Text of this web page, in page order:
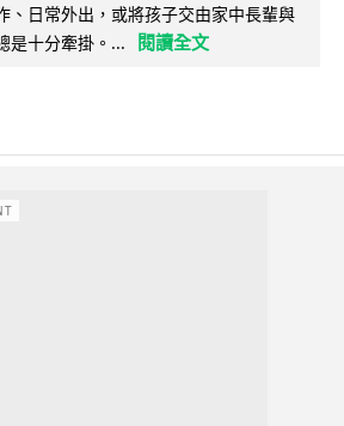
、日常外出，或將孩子交由家中長輩與
是十分牽掛。...
閱讀全文